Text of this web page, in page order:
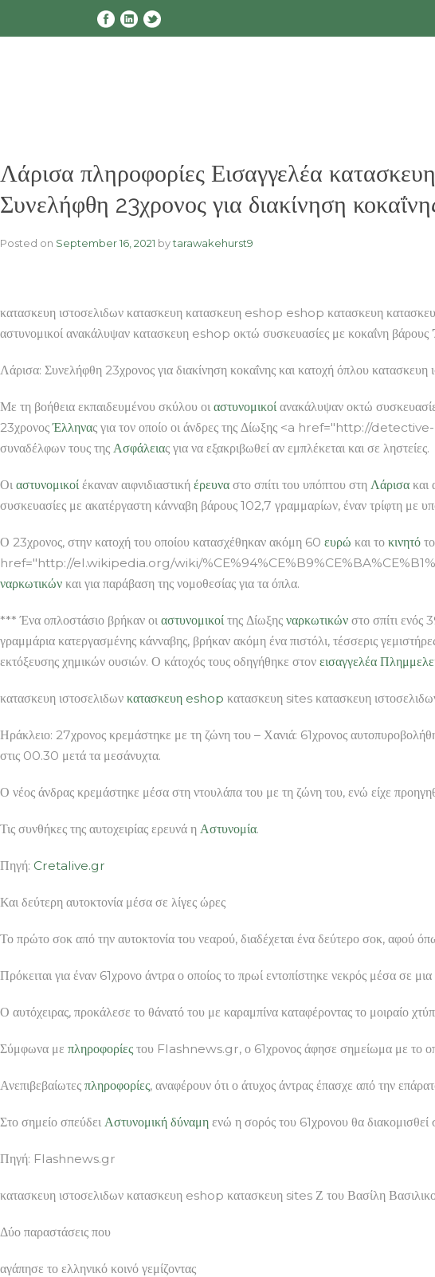
Λάρισα πληροφορίες Εισαγγελέα
Συνελήφθη 23χρονος για διακίνηση
Posted on September 16, 2021 bytarawakehurst9
κατασκευη ιστοσελιδων κατασκευη κατασκευη eshop eshop κατασκευη
αστυνομικοί ανακάλυψαν κατασκευη eshop οκτώ συσκευασίες με κοκαΐνη
Λάρισα: Συνελήφθη 23χρονος για διακίνηση κοκαΐνης και κατοχή όπλου
Με τη βοήθεια εκπαιδευμένου σκύλου οι αστυνομικοί ανακάλυψαν οκτώ
23χρονοςΈλληνας για τον οποίο οι άνδρες της Δίωξης <a href="http://detective-
συναδέλφων τους της Ασφάλειας για να εξακριβωθεί αν εμπλέκεται και σε ληστείες.
Οι αστυνομικοί έκαναν αιφνιδιαστική έρευνα στο σπίτι του υπόπτου στη Λάρισα και
συσκευασίες με ακατέργαστη κάνναβη βάρους 102,7 γραμμαρίων, έναν τρίφτη με
Ο 23χρονος, στην κατοχή του οποίου κατασχέθηκαν ακόμη 60 ευρώ και το κινητό
href="http://el.wikipedia.org/wiki/
ναρκωτικών και για παράβαση της νομοθεσίας για τα όπλα.
*** Ένα οπλοστάσιο βρήκαν οι αστυνομικοί της Δίωξης ναρκωτικών στο σπίτι ενός
γραμμάρια κατεργασμένης κάνναβης, βρήκαν ακόμη ένα πιστόλι, τέσσερις
εκτόξευσης χημικών ουσιών. Ο κάτοχός τους οδηγήθηκε στον εισαγγελέα
κατασκευη ιστοσελιδων κατασκευη eshop κατασκευη sites κατασκευη
Ηράκλειο: 27χρονος κρεμάστηκε με τη ζώνη του – Χανιά: 61χρονος
στις 00.30 μετά τα μεσάνυχτα.
Ο νέος άνδρας κρεμάστηκε μέσα στη ντουλάπα του με τη ζώνη του, ενώ είχε
Τις συνθήκες της αυτοχειρίας ερευνά η Αστυνομία.
Πηγή: Cretalive.gr
Και δεύτερη αυτοκτονία μέσα σε λίγες ώρες
Το πρώτο σοκ από την αυτοκτονία του νεαρού, διαδέχεται ένα δεύτερο σοκ, αφού
Πρόκειται για έναν 61χρονο άντρα ο οποίος το πρωί εντοπίστηκε νεκρός μέσα σε
Ο αυτόχειρας, προκάλεσε το θάνατό του με καραμπίνα καταφέροντας το μοιραίο
Σύμφωνα με πληροφορίες του Flashnews.gr, ο 61χρονος άφησε σημείωμα με το
Ανεπιβεβαίωτες πληροφορίες, αναφέρουν ότι ο άτυχος άντρας έπασχε από την
Στο σημείο σπεύδει Αστυνομική δύναμη ενώ η σορός του 61χρονου θα διακομισθεί
Πηγή: Flashnews.gr
κατασκευη ιστοσελιδων κατασκευη eshop κατασκευη sites Ζ του Βασίλη
Δύο παραστάσεις που
αγάπησε το ελληνικό κοινό γεμίζοντας